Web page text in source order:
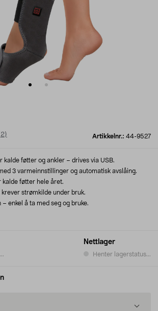
Artikkelnr.: 44-9527
2)
Nettlager
Henter lagerstatus...
kalde føtter og ankler – drives via USB.
3 varmeinnstillinger og automatisk avslåing.
kalde føtter hele året.
krever strømkilde under bruk.
– enkel å ta med seg og bruke.